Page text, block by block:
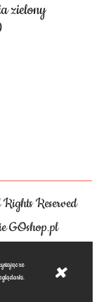
zielony
Reserved
GOshop.pl
ze